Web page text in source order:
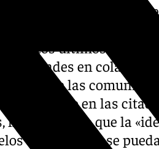
de las
la próxima semana
estos últimos días
en
prueba de las
participado en las
han señalado que la
de examen y se